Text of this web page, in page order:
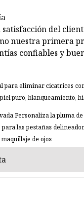
satisfacción del
nuestra primera
confiables y
para eliminar cicatrices
puro, blanqueamiento,
Personaliza la pluma
las pestañas
de ojos